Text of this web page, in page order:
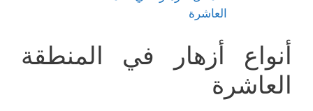
أنواع أزهار في المنطقة
العاشرة